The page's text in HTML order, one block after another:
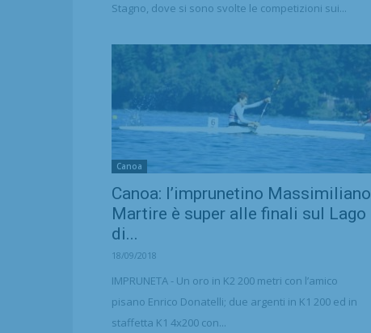
Stagno, dove si sono svolte le competizioni sui...
Canoa
Canoa: l’imprunetino Massimiliano
Martire è super alle finali sul Lago
di...
18/09/2018
IMPRUNETA - Un oro in K2 200 metri con l’amico
pisano Enrico Donatelli; due argenti in K1 200 ed in
staffetta K1 4x200 con...